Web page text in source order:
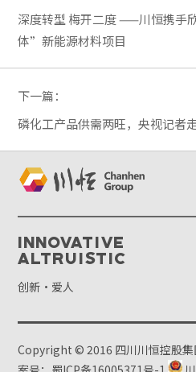
深度转型 梅开二度 ——川恒携手
体”新能源材料项目
下一篇：
磷化工产品供需两旺，央视记者
Innovative
Altruistic
创新·爱人
Copyright © 2016 四川川恒控股